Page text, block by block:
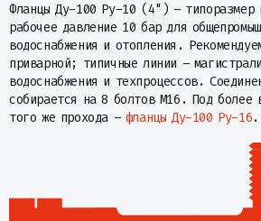
Фланцы Ду-100 Ру-10 (4") – типоразмер
рабочее давление 10 бар для
водоснабжения и отопления.
приварной; типичные линии –
водоснабжения и техпроцессов.
собирается на 8 болтов М16. Под более
того же прохода – фланцы Ду-100 Ру-16.